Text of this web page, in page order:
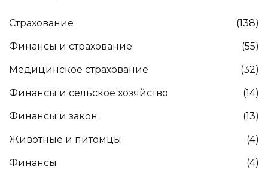
Страхование (138)
Финансы и страхование (55)
Медицинское страхование (32)
Финансы и сельское хозяйство (14)
Финансы и закон (13)
Животные и питомцы (4)
Финансы (4)